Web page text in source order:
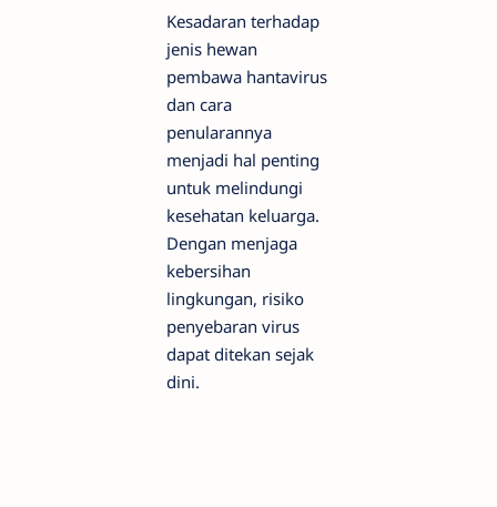
Kesadaran terhadap
jenis hewan
pembawa hantavirus
dan cara
penularannya
menjadi hal penting
untuk melindungi
kesehatan keluarga.
Dengan menjaga
kebersihan
lingkungan, risiko
penyebaran virus
dapat ditekan sejak
dini.